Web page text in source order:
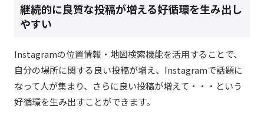
継続的に良質な投稿が増える好循環を生み出し
やすい​
Instagramの位置情報・地図検索機能を活用することで、
自分の場所に関する良い投稿が増え、Instagramで話題に
なって人が集まり、さらに良い投稿が増えて・・・という
好循環を生み出すことができます。